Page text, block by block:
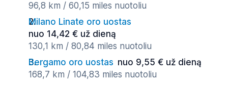
96,8 km / 60,15 miles nuotoliu
Milano Linate oro uostas
nuo 14,42 € už dieną
130,1 km / 80,84 miles nuotoliu
Bergamo oro uostas nuo 9,55 € už dieną
168,7 km / 104,83 miles nuotoliu